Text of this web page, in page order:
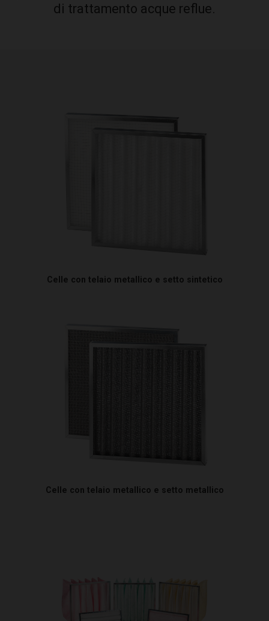
di trattamento acque reflue.
Celle con telaio metallico e setto sintetico
Celle con telaio metallico e setto metallico